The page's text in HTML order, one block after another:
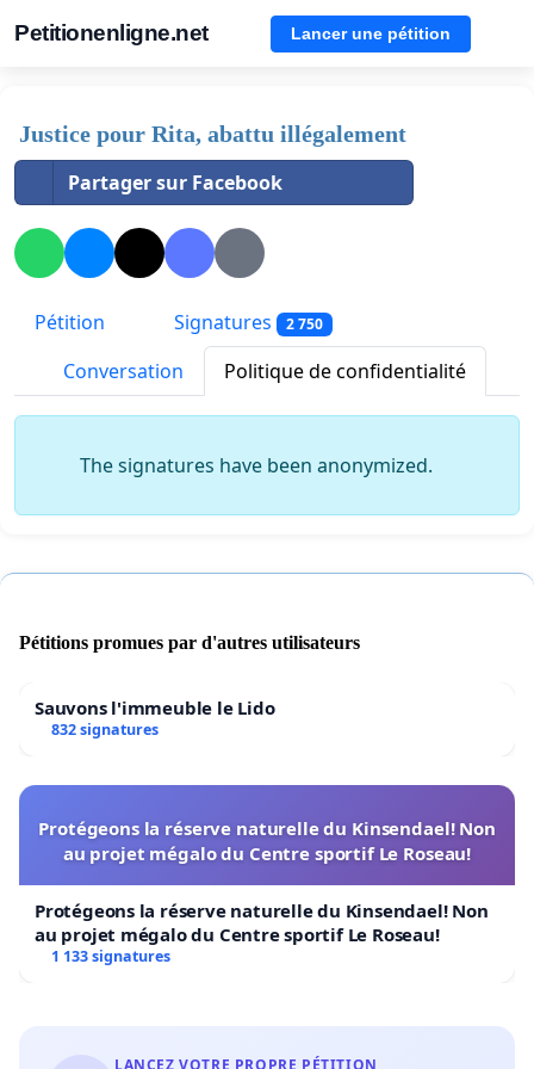
Petitionenligne.net Lancer une pétition
Justice pour Rita, abattu illégalement
Partager sur Facebook
Pétition Signatures 2 750
Conversation Politique de confidentialité
The signatures have been anonymized.
Pétitions promues par d'autres utilisateurs
Sauvons l'immeuble le Lido
832 signatures
Protégeons la réserve naturelle du Kinsendael! Non
au projet mégalo du Centre sportif Le Roseau!
Protégeons la réserve naturelle du Kinsendael! Non
au projet mégalo du Centre sportif Le Roseau!
1 133 signatures
LANCEZ VOTRE PROPRE PÉTITION